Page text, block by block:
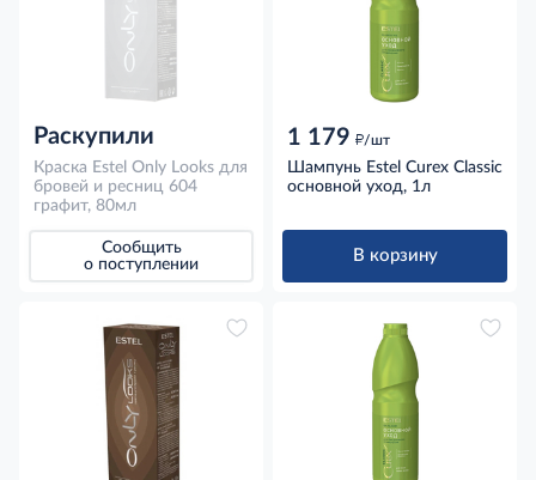
Раскупили
Краска Estel Only Looks для
бровей и ресниц 604
графит, 80мл
Сообщить
о поступлении
1 179 д/шт
Шампунь Estel Curex Classic
основной уход, 1л
В корзину